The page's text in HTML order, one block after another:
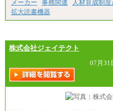
メーカー 事務関連 人材育成制
拡大読書機器
株式会社ジェイテクト
07月